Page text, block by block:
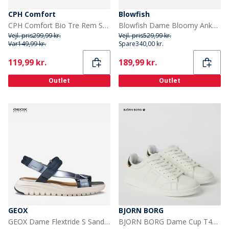
CPH Comfort
CPH Comfort Bio Tre Rem Sandaler Camel
Vejl. pris299,99 kr.
Var149,99 kr.
Current
119,99 kr.
Outlet
Blowfish
Blowfish Dame Bloomy Ankelsko Sandaler Black Dyecut
Vejl. pris529,99 kr.
Spare340,00 kr.
Current
189,99 kr.
Outlet
GEOX
GEOX Dame Flextride S Sandaler Navy/Avio
BJORN BORG
BJORN BORG Dame Cup T460 Sneakers Hvid/Guld White - Gold